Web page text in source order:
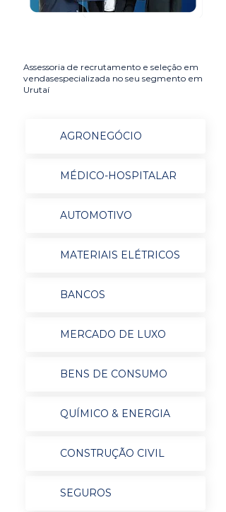
Assessoria de recrutamento e seleção em
vendasespecializada no seu segmento em
Urutaí
AGRONEGÓCIO
MÉDICO-HOSPITALAR
AUTOMOTIVO
MATERIAIS ELÉTRICOS
BANCOS
MERCADO DE LUXO
BENS DE CONSUMO
QUÍMICO & ENERGIA
CONSTRUÇÃO CIVIL
SEGUROS